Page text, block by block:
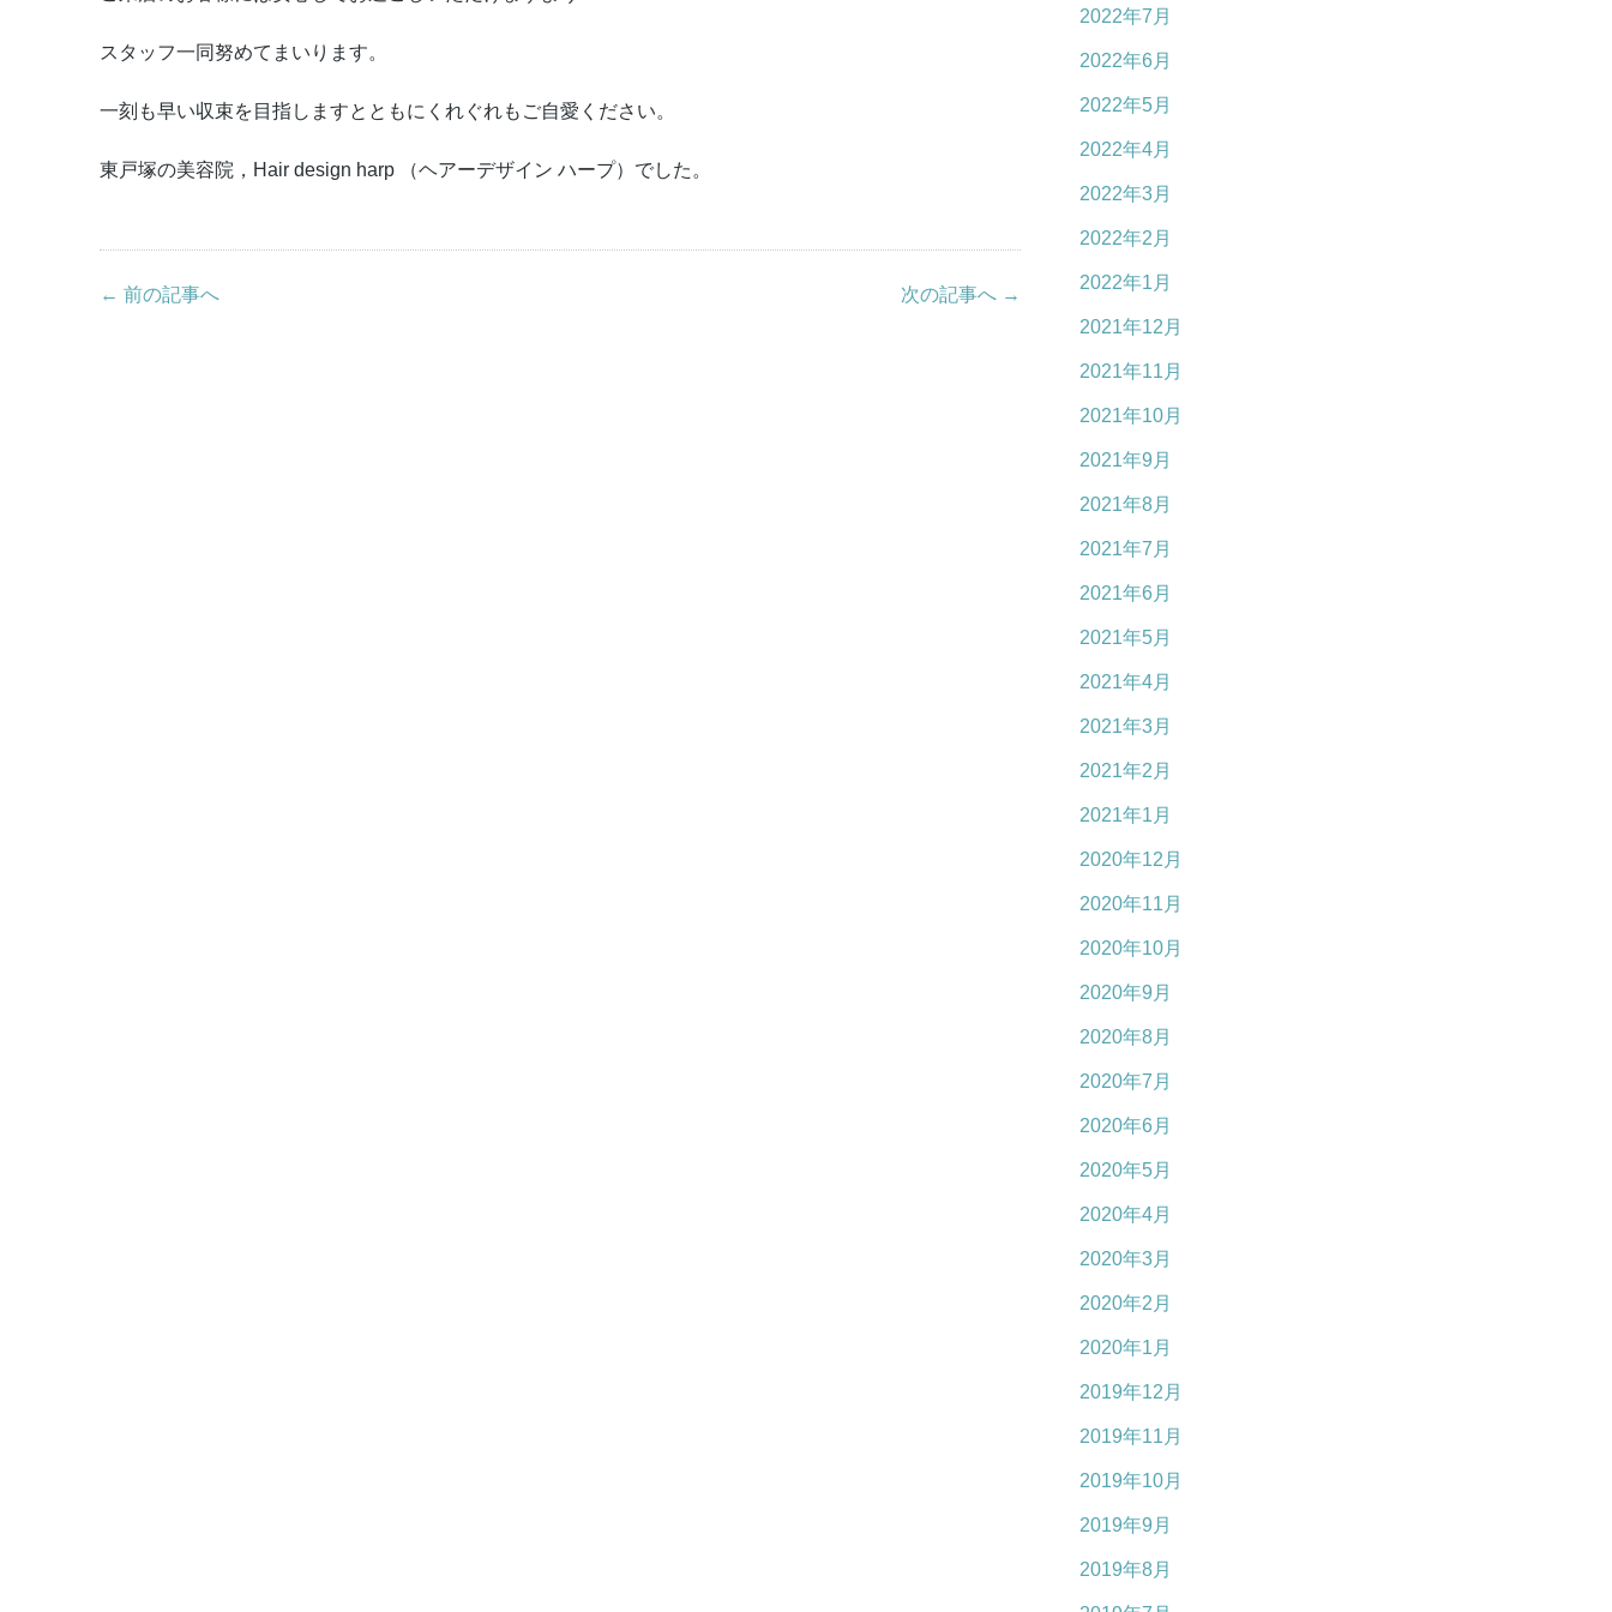
スタッフ一同努めてまいります。
一刻も早い収束を目指しますとともにくれぐれもご自愛ください。
東戸塚の美容院，Hair design harp （ヘアーデザイン ハープ）でした。
← 前の記事へ 次の記事へ →
2022年7月
2022年6月
2022年5月
2022年4月
2022年3月
2022年2月
2022年1月
2021年12月
2021年11月
2021年10月
2021年9月
2021年8月
2021年7月
2021年6月
2021年5月
2021年4月
2021年3月
2021年2月
2021年1月
2020年12月
2020年11月
2020年10月
2020年9月
2020年8月
2020年7月
2020年6月
2020年5月
2020年4月
2020年3月
2020年2月
2020年1月
2019年12月
2019年11月
2019年10月
2019年9月
2019年8月